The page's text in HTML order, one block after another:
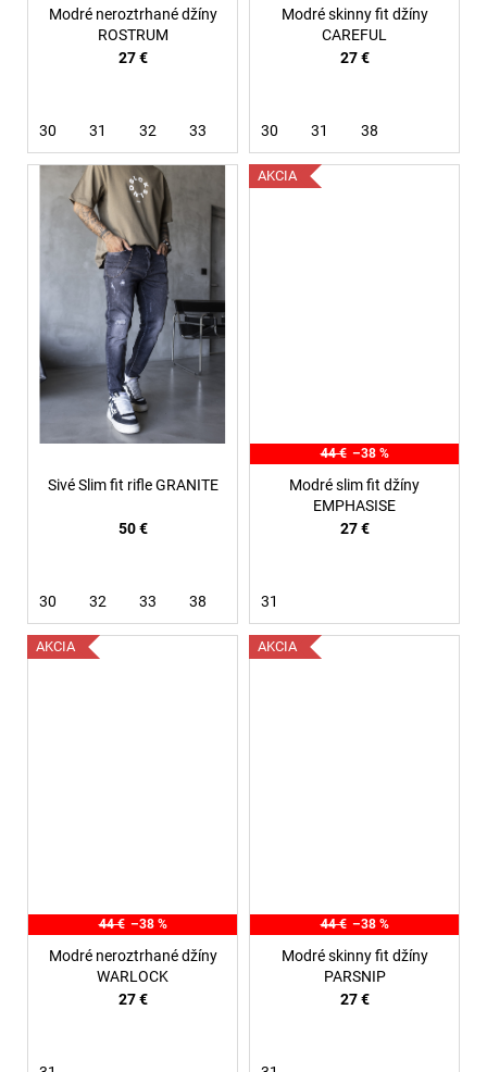
Modré neroztrhané džíny
ROSTRUM
27 €
30 31 32 33
Modré skinny fit džíny
CAREFUL
27 €
30 31 38
Sivé Slim fit rifle GRANITE
50 €
30 32 33 38
AKCIA
44 € –38 %
Modré slim fit džíny
EMPHASISE
27 €
31
AKCIA
44 € –38 %
Modré neroztrhané džíny
WARLOCK
27 €
AKCIA
44 € –38 %
Modré skinny fit džíny
PARSNIP
27 €